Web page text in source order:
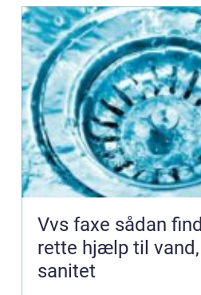
Vvs faxe sådan finder du den
rette hjælp til
sanitet